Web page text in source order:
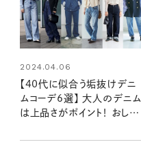
2024.04.06
【40代に似合う垢抜けデニ
ムコーデ6選】 大人のデニム
は上品さがポイント！ おしゃ
ップ